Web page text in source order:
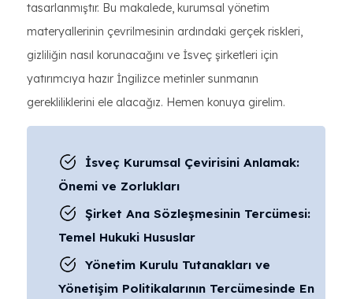
tasarlanmıştır. Bu makalede, kurumsal yönetim
materyallerinin çevrilmesinin ardındaki gerçek riskleri,
gizliliğin nasıl korunacağını ve İsveç şirketleri için
yatırımcıya hazır İngilizce metinler sunmanın
gerekliliklerini ele alacağız. Hemen konuya girelim.
İsveç Kurumsal Çevirisini Anlamak:
Önemi ve Zorlukları
Şirket Ana Sözleşmesinin Tercümesi:
Temel Hukuki Hususlar
Yönetim Kurulu Tutanakları ve
Yönetişim Politikalarının Tercümesinde En